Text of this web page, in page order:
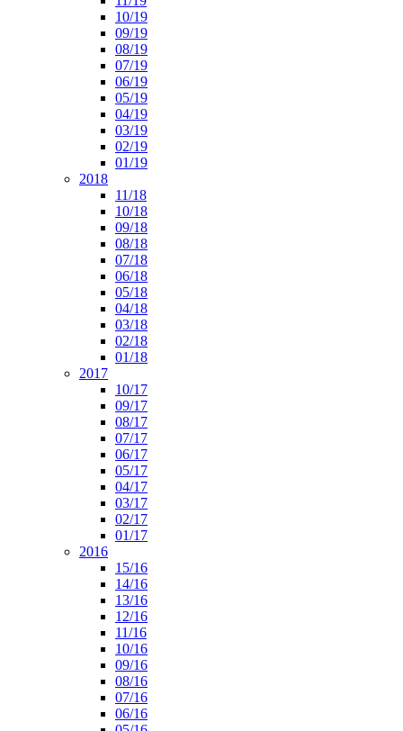
10/19
09/19
08/19
07/19
06/19
05/19
04/19
03/19
02/19
01/19
2018
11/18
10/18
09/18
08/18
07/18
06/18
05/18
04/18
03/18
02/18
01/18
2017
10/17
09/17
08/17
07/17
06/17
05/17
04/17
03/17
02/17
01/17
2016
15/16
14/16
13/16
12/16
11/16
10/16
09/16
08/16
07/16
06/16